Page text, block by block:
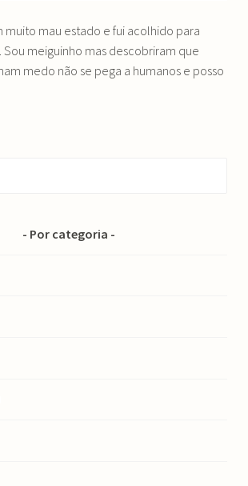
muito mau estado e fui acolhido para
meiguinho mas descobriram que
medo não se pega a humanos e posso
Por categoria